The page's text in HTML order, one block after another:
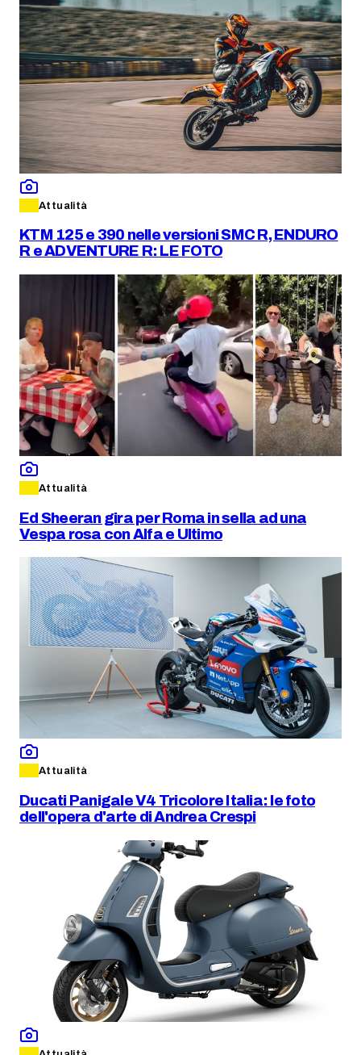
Attualità
KTM 125 e 390 nelle versioni SMC R, ENDURO
R e ADVENTURE R: LE FOTO
Attualità
Ed Sheeran gira per Roma in sella ad una
Vespa rosa con Alfa e Ultimo
Attualità
Ducati Panigale V4 Tricolore Italia: le foto
dell'opera d'arte di Andrea Crespi